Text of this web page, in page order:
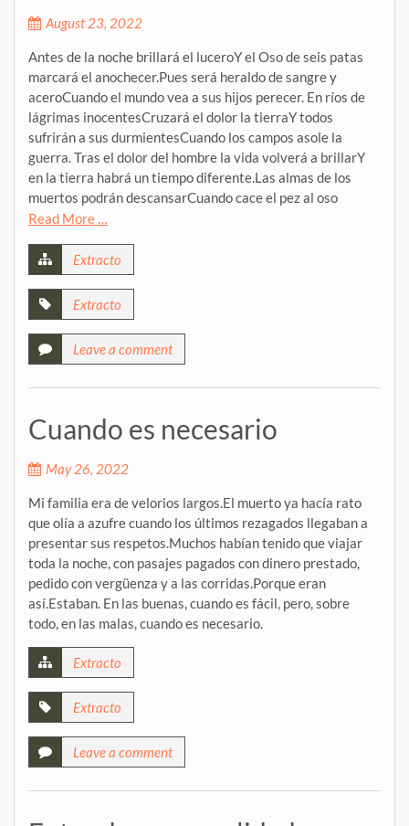
August 23, 2022
Antes de la noche brillará el luceroY el Oso de seis patas
marcará el anochecer.Pues será heraldo de sangre y
aceroCuando el mundo vea a sus hijos perecer. En ríos de
lágrimas inocentesCruzará el dolor la tierraY todos
sufrirán a sus durmientesCuando los campos asole la
guerra. Tras el dolor del hombre la vida volverá a brillarY
en la tierra habrá un tiempo diferente.Las almas de los
muertos podrán descansarCuando cace el pez al oso
Read More …
Extracto
Extracto
Leave a comment
Cuando es necesario
May 26, 2022
Mi familia era de velorios largos.El muerto ya hacía rato
que olía a azufre cuando los últimos rezagados llegaban a
presentar sus respetos.Muchos habían tenido que viajar
toda la noche, con pasajes pagados con dinero prestado,
pedido con vergüenza y a las corridas.Porque eran
así.Estaban. En las buenas, cuando es fácil, pero, sobre
todo, en las malas, cuando es necesario.
Extracto
Extracto
Leave a comment